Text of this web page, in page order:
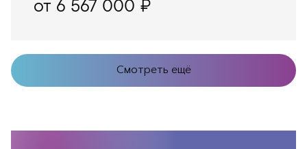
от 6 567 000 ₽
Смотреть ещё